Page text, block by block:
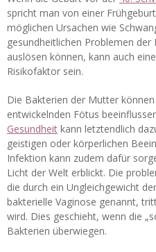
spricht man von einer
möglichen Ursachen wie
gesundheitlichen Problemen
auslösen können, kann auch
Risikofaktor sein.
Die Bakterien der Mutter
entwickelnden Fötus
Gesundheit kann letztendlich
geistigen oder körperlichen
Infektion kann zudem dafür
Licht der Welt erblickt. Die
die durch ein Ungleichgewicht
bakterielle Vaginose genannt,
wird. Dies geschieht, wenn die
Bakterien überwiegen.